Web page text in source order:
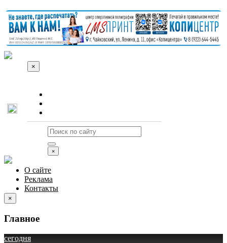
×
×
О сайте
Реклама
Контакты
×
Главное
сегодня